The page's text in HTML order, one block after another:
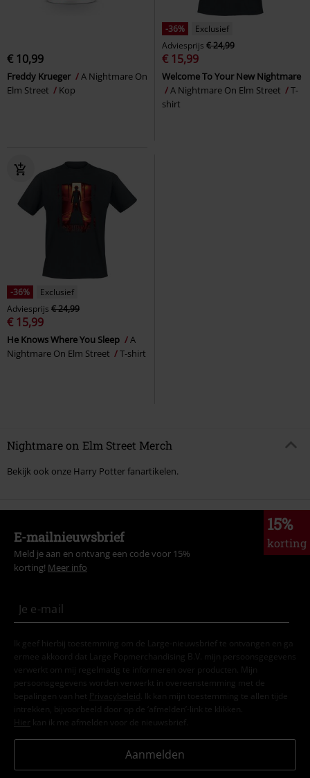
€ 10,99
Freddy Krueger
A Nightmare On
Elm Street
Kop
-36%
Exclusief
Adviesprijs € 24,99
€ 15,99
Welcome To Your New Nightmare
A Nightmare On Elm Street
T-
shirt
-36%
Exclusief
Adviesprijs € 24,99
€ 15,99
He Knows Where You Sleep
A
Nightmare On Elm Street
T-shirt
Nightmare on Elm Street Merch
Bekijk ook onze Harry Potter fanartikelen.
15%
korting
E-mailnieuwsbrief
Meld je aan en ontvang een code voor 15%
korting! Meer info
Ik geef hierbij toestemming om de Large-nieuwsbrief te ontvangen en ga
ermee akkoord dat Large Popmerchandising B.V. mijn persoonsgegevens
verwerkt om mij regelmatig te informeren over producten. Mijn
persoonsgegevens worden verwerkt in overeenstemming met de
bepalingen van het
Privacybeleid . Ik kan mijn toestemming te allen tijde
intrekken, bijvoorbeeld door op de ‘afmelden’-link te klikken.
Hier kan ik me afmelden voor de nieuwsbrief.
Aanmelden